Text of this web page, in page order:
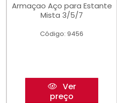
Armaçao Aço para Estante
Mista 3/5/7
Código: 9456
Ver
preço